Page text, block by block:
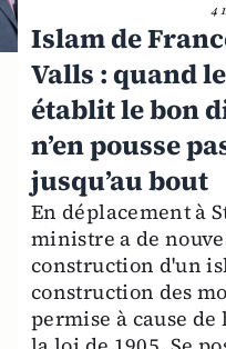
4
Islam de
Valls : quand
établit le bon
n’en pousse
jusqu’au bout
En déplacement à
ministre a de
construction d'un
construction des
permise à cause